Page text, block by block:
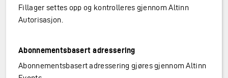
Fillager settes opp og kontrolleres gjennom Altinn
Autorisasjon.
Abonnementsbasert adressering
Abonnementsbasert adressering gjøres gjennom Altinn